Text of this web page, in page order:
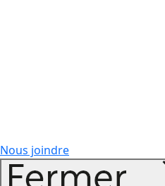
Nous joindre